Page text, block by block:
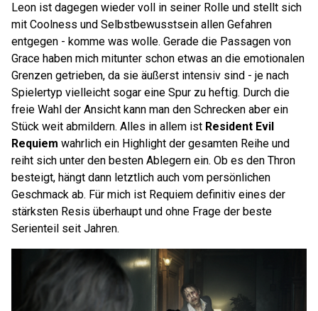
Leon ist dagegen wieder voll in seiner Rolle und stellt sich
mit Coolness und Selbstbewusstsein allen Gefahren
entgegen - komme was wolle. Gerade die Passagen von
Grace haben mich mitunter schon etwas an die emotionalen
Grenzen getrieben, da sie äußerst intensiv sind - je nach
Spielertyp vielleicht sogar eine Spur zu heftig. Durch die
freie Wahl der Ansicht kann man den Schrecken aber ein
Stück weit abmildern. Alles in allem ist Resident Evil
Requiem wahrlich ein Highlight der gesamten Reihe und
reiht sich unter den besten Ablegern ein. Ob es den Thron
besteigt, hängt dann letztlich auch vom persönlichen
Geschmack ab. Für mich ist Requiem definitiv eines der
stärksten Resis überhaupt und ohne Frage der beste
Serienteil seit Jahren.